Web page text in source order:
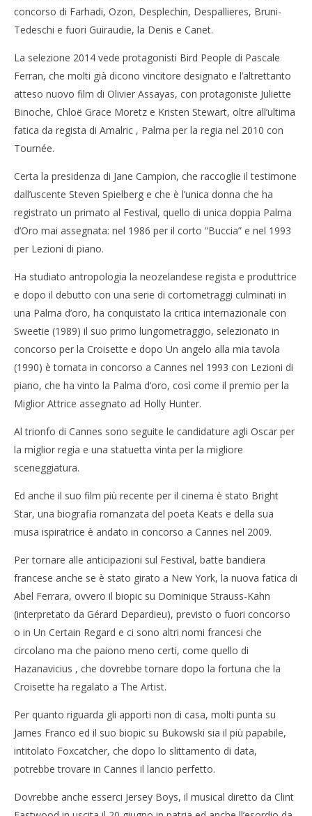
concorso di Farhadi, Ozon, Desplechin, Despallieres, Bruni-
Tedeschi e fuori Guiraudie, la Denis e Canet.
La selezione 2014 vede protagonisti Bird People di Pascale
Ferran, che molti già dicono vincitore designato e l’altrettanto
atteso nuovo film di Olivier Assayas, con protagoniste Juliette
Binoche, Chloë Grace Moretz e Kristen Stewart, oltre all’ultima
fatica da regista di Amalric , Palma per la regia nel 2010 con
Tournée.
Certa la presidenza di Jane Campion, che raccoglie il testimone
dall’uscente Steven Spielberg e che è l’unica donna che ha
registrato un primato al Festival, quello di unica doppia Palma
d’Oro mai assegnata: nel 1986 per il corto “Buccia” e nel 1993
per Lezioni di piano.
Ha studiato antropologia la neozelandese regista e produttrice
e dopo il debutto con una serie di cortometraggi culminati in
una Palma d’oro, ha conquistato la critica internazionale con
Sweetie (1989) il suo primo lungometraggio, selezionato in
concorso per la Croisette e dopo Un angelo alla mia tavola
(1990) è tornata in concorso a Cannes nel 1993 con Lezioni di
piano, che ha vinto la Palma d’oro, così come il premio per la
Miglior Attrice assegnato ad Holly Hunter.
Al trionfo di Cannes sono seguite le candidature agli Oscar per
la miglior regia e una statuetta vinta per la migliore
sceneggiatura.
Ed anche il suo film più recente per il cinema è stato Bright
Star, una biografia romanzata del poeta Keats e della sua
musa ispiratrice è andato in concorso a Cannes nel 2009.
Per tornare alle anticipazioni sul Festival, batte bandiera
francese anche se è stato girato a New York, la nuova fatica di
Abel Ferrara, ovvero il biopic su Dominique Strauss-Kahn
(interpretato da Gérard Depardieu), previsto o fuori concorso
o in Un Certain Regard e ci sono altri nomi francesi che
circolano ma che paiono meno certi, come quello di
Hazanavicius , che dovrebbe tornare dopo la fortuna che la
Croisette ha regalato a The Artist.
Per quanto riguarda gli apporti non di casa, molti punta su
James Franco ed il suo biopic su Bukowski sia il più papabile,
intitolato Foxcatcher, che dopo lo slittamento di data,
potrebbe trovare in Cannes il lancio perfetto.
Dovrebbe anche esserci Jersey Boys, il musical diretto da Clint